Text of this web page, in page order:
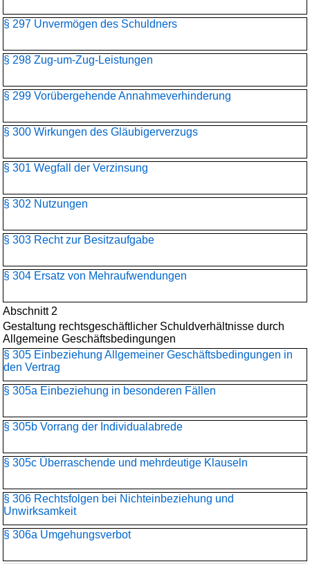
§ 297 Unvermögen des Schuldners
§ 298 Zug-um-Zug-Leistungen
§ 299 Vorübergehende Annahmeverhinderung
§ 300 Wirkungen des Gläubigerverzugs
§ 301 Wegfall der Verzinsung
§ 302 Nutzungen
§ 303 Recht zur Besitzaufgabe
§ 304 Ersatz von Mehraufwendungen
Abschnitt 2
Gestaltung rechtsgeschäftlicher Schuldverhältnisse durch
Allgemeine Geschäftsbedingungen
§ 305 Einbeziehung Allgemeiner Geschäftsbedingungen in
den Vertrag
§ 305a Einbeziehung in besonderen Fällen
§ 305b Vorrang der Individualabrede
§ 305c Überraschende und mehrdeutige Klauseln
§ 306 Rechtsfolgen bei Nichteinbeziehung und
Unwirksamkeit
§ 306a Umgehungsverbot